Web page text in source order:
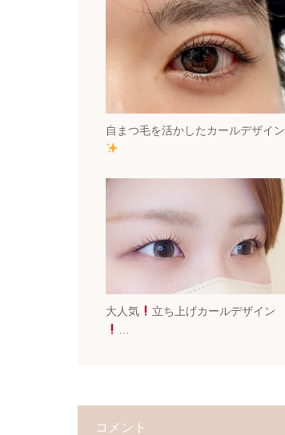
自まつ毛を活かしたカールデザイン
大人気
立ち上げカールデザイン
コメント